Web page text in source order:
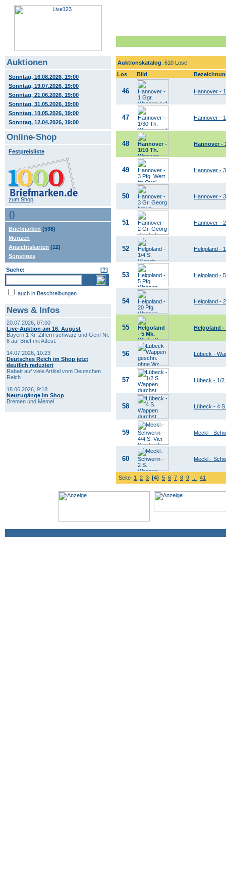
Auktionen
Sonntag, 16.08.2026, 19:00
Sonntag, 19.07.2026, 19:00
Sonntag, 21.06.2026, 19:00
Sonntag, 31.05.2026, 19:00
Sonntag, 10.05.2026, 19:00
Sonntag, 12.04.2026, 19:00
Online-Shop
Festpreisliste
zum Shop
()
Briefmarken (598)
Münzen
Ansichtskarten (12)
Sonstiges
Suche: [?]
auch in Beschreibungen
News & Infos
20.07.2026, 07:00
Live-Auktion am 16. August
Bayern 1 Kr. Ziffern schwarz und Genf Nr.
8 auf Brief mit Attest.
14.07.2026, 10:23
Deutsches Reich im Shop jetzt
deutlich reduziert
Rabatt auf viele Artikel vom Deutschen
Reich
18.06.2026, 9:18
Neuzugänge im Shop
Bremen und Memel
Auktionskatalog: 610 Lose
Los
Bild
46 Hannover -
47 Hannover -
48 Hannover -
49 Hannover -
50 Hannover -
51 Hannover -
52 Helgoland -
53 Helgoland -
54 Helgoland -
55 Helgoland -
56 Lübeck -
57 Lübeck - 1/2
58 Lübeck - 4
59 Meckl.-
60 Meckl.-
Seite 1 2 3 [4] 5 6 7 8 9 41